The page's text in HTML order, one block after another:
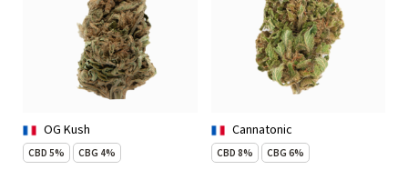
OG Kush
CBD 5% CBG 4%
Cannatonic
CBD 8% CBG 6%